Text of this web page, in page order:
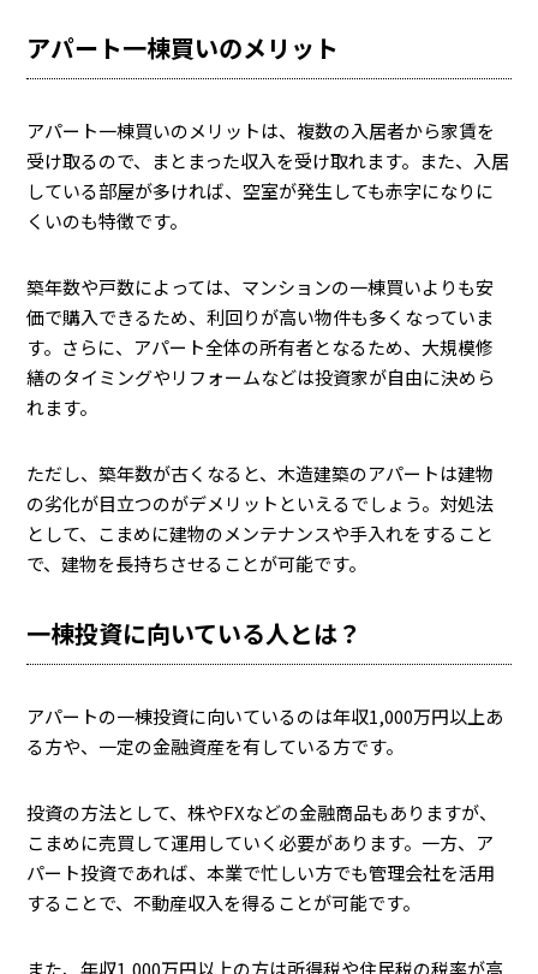
アパート一棟買いのメリット
アパート一棟買いのメリットは、複数の入居者から家賃を
受け取るので、まとまった収入を受け取れます。また、入居
している部屋が多ければ、空室が発生しても赤字になりに
くいのも特徴です。
築年数や戸数によっては、マンションの一棟買いよりも安
価で購入できるため、利回りが高い物件も多くなっていま
す。さらに、アパート全体の所有者となるため、大規模修
繕のタイミングやリフォームなどは投資家が自由に決めら
れます。
ただし、築年数が古くなると、木造建築のアパートは建物
の劣化が目立つのがデメリットといえるでしょう。対処法
として、こまめに建物のメンテナンスや手入れをすること
で、建物を長持ちさせることが可能です。
一棟投資に向いている人とは？
アパートの一棟投資に向いているのは年収1,000万円以上あ
る方や、一定の金融資産を有している方です。
投資の方法として、株やFXなどの金融商品もありますが、
こまめに売買して運用していく必要があります。一方、ア
パート投資であれば、本業で忙しい方でも管理会社を活用
することで、不動産収入を得ることが可能です。
また、年収1,000万円以上の方は所得税や住民税の税率が高